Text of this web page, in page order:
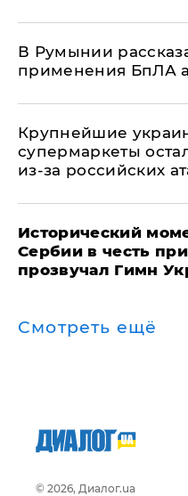
В Румынии
применения БпЛА
Крупнейшие
супермаркеты
из-за российских
Исторический
Сербии в честь
прозвучал Гимн
Смотреть ещё
© 2026, Диалог.ua